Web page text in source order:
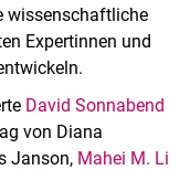
wissenschaftliche
Expertinnen und
David Sonnabend
von Diana
Janson, Mahei M. Li